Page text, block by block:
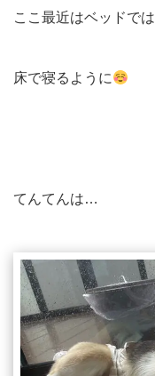
ここ最近はベッドでは
床で寝るように
てんてんは…